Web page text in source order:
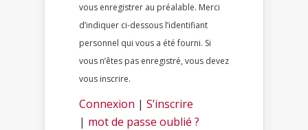
vous enregistrer au préalable. Merci
d’indiquer ci-dessous l’identifiant
personnel qui vous a été fourni. Si
vous n’êtes pas enregistré, vous devez
vous inscrire.
Connexion | S’inscrire
| mot de passe oublié ?